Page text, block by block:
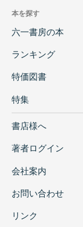
本を探す
六一書房の本
ランキング
特価図書
特集
書店様へ
著者ログイン
会社案内
お問い合わせ
リンク